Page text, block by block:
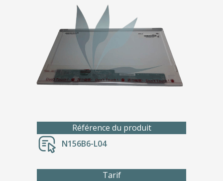
Référence du produit
N156B6-L04
Tarif